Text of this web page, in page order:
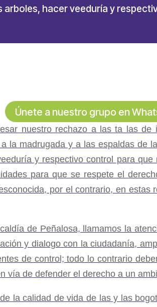
hacer veeduría y
Únete a nuestro grupo en
nuestro rechazo a las ta las
la madrugada y a las espaldas de
y respectivo control para
para que se respete el
por el contrario, en
de Peñalosa, llamamos la
y dialogo con la ciudadanía,
de control; todo lo contrario
vía de defender el derecho a un
la calidad de vida de las y las